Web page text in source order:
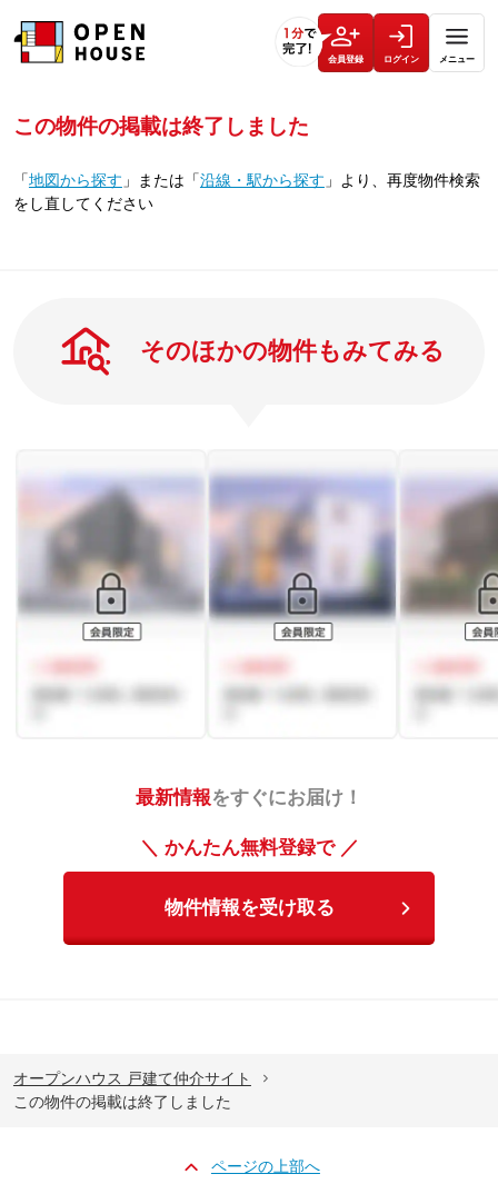
会員登録 ログイン メニュー
この物件の掲載は終了しました
「地図から探す 」 または 「沿線・駅から探す 」 より、再度物件検索
をし直してください
そのほかの物件もみてみる
最新情報をすぐにお届け！
＼ かんたん無料登録で ／
物件情報を受け取る
オープンハウス 戸建て仲介サイト
この物件の掲載は終了しました
ページの上部へ